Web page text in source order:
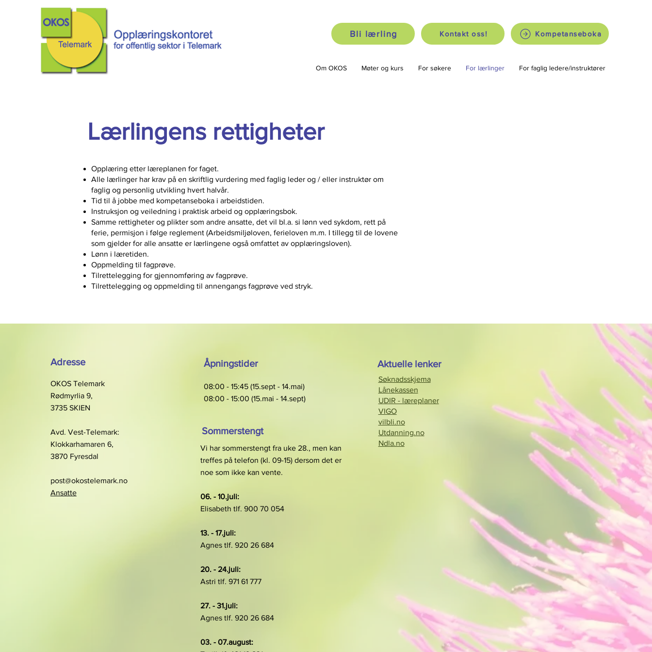
Bli lærling Kontakt oss! Kompetanseboka
Om OKOS Møter og kurs For søkere For lærlinger For faglig ledere/instruktører
Lærlingens rettigheter
Opplæring etter læreplanen for faget.
Alle lærlinger har krav på en skriftlig vurdering med faglig leder og / eller instruktør om
faglig og personlig utvikling hvert halvår.
Tid til å jobbe med kompetanseboka i arbeidstiden.
Instruksjon og veiledning i praktisk arbeid og opplæringsbok.
Samme rettigheter og plikter som andre ansatte, det vil bl.a. si lønn ved sykdom, rett på
ferie, permisjon i følge reglement (Arbeidsmiljøloven, ferieloven m.m. I tillegg til de lovene
som gjelder for alle ansatte er lærlingene også omfattet av opplæringsloven).
Lønn i læretiden.
Oppmelding til fagprøve.
Tilrettelegging for gjennomføring av fagprøve.
Tilrettelegging og oppmelding til annengangs fagprøve ved stryk.
Adresse
OKOS Telemark
Rødmyrlia 9,
3735 SKIEN
Avd. Vest-Telemark:
Klokkarhamaren 6,
3870 Fyresdal
post@okostelemark.no
Ansatte
Åpningstider
08:00 - 15:45 (15.sept - 14.mai)
08:00 - 15:00 (15.mai - 14.sept)
Sommerstengt
Vi har sommerstengt fra uke 28., men kan
treffes på telefon (kl. 09-15) dersom det er
noe som ikke kan vente.
06. - 10.juli:
Elisabeth tlf. 900 70 054
13. - 17.juli:
Agnes tlf. 920 26 684
20. - 24.juli:
Astri tlf. 971 61 777
27. - 31.juli:
Agnes tlf. 920 26 684
03. - 07.august:
Aktuelle lenker
Søknadsskjema
Lånekassen
UDIR - læreplaner
VIGO
vilbli.no
Utdanning.no
Ndla.no